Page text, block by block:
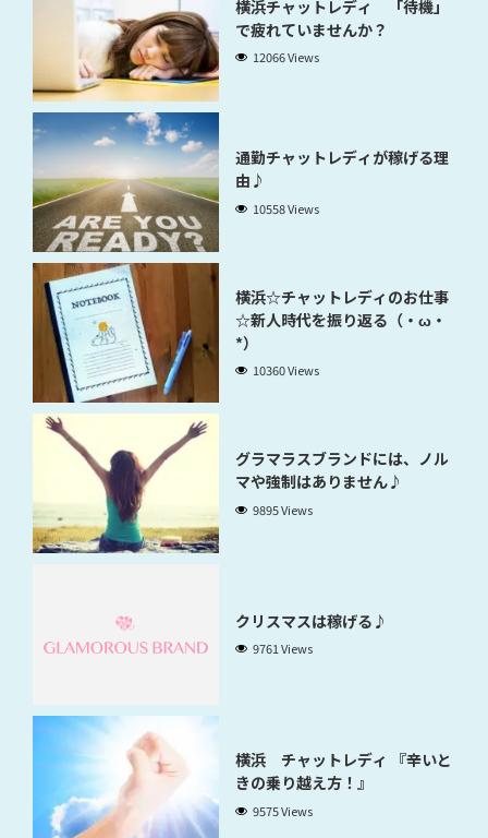
横浜チャットレディ 「待機」
で疲れていませんか？
12066 Views
通勤チャットレディが稼げる理
由♪
10558 Views
横浜☆チャットレディのお仕事
☆新人時代を振り返る（・ω・
*）
10360 Views
グラマラスブランドには、ノル
マや強制はありません♪
9895 Views
クリスマスは稼げる♪
9761 Views
横浜 チャットレディ 『辛いと
きの乗り越え方！』
9575 Views